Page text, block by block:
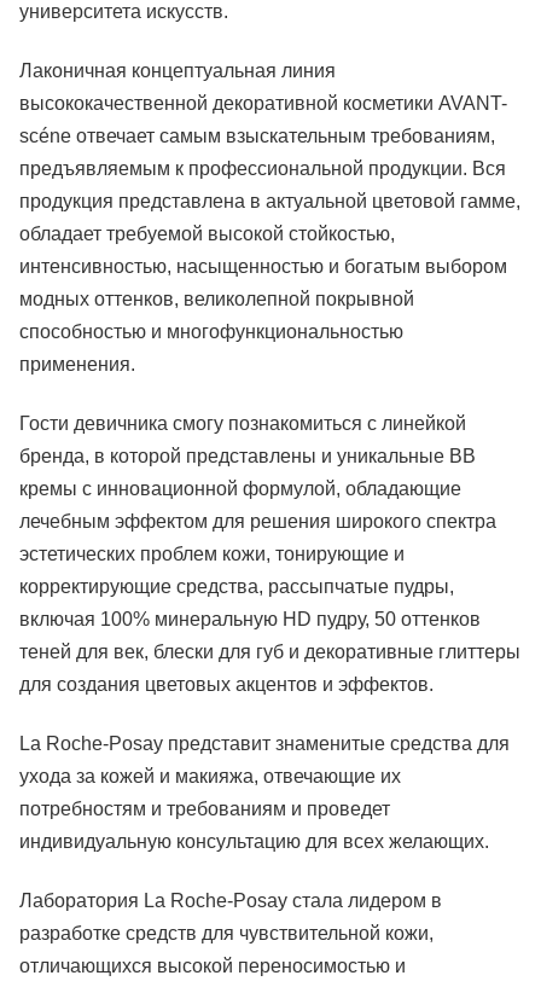
университета искусств.
Лаконичная концептуальная линия
высококачественной декоративной косметики AVANT-
scéne отвечает самым взыскательным требованиям,
предъявляемым к профессиональной продукции. Вся
продукция представлена в актуальной цветовой гамме,
обладает требуемой высокой стойкостью,
интенсивностью, насыщенностью и богатым выбором
модных оттенков, великолепной покрывной
способностью и многофункциональностью
применения.
Гости девичника смогу познакомиться с линейкой
бренда, в которой представлены и уникальные BB
кремы с инновационной формулой, обладающие
лечебным эффектом для решения широкого спектра
эстетических проблем кожи, тонирующие и
корректирующие средства, рассыпчатые пудры,
включая 100% минеральную HD пудру, 50 оттенков
теней для век, блески для губ и декоративные глиттеры
для создания цветовых акцентов и эффектов.
La Roche-Posay представит знаменитые средства для
ухода за кожей и макияжа, отвечающие их
потребностям и требованиям и проведет
индивидуальную консультацию для всех желающих.
Лаборатория La Roche-Posay стала лидером в
разработке средств для чувствительной кожи,
отличающихся высокой переносимостью и